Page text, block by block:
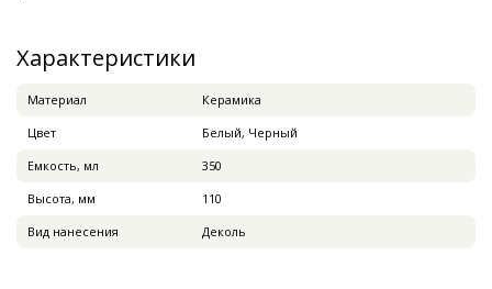
Характеристики
Материал
Керамика
Цвет
Белый, Черный
Емкость, мл
350
Высота, мм
110
Вид нанесения
Деколь